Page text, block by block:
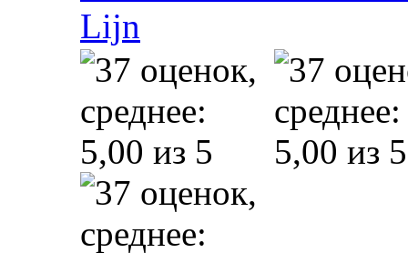
Lijn